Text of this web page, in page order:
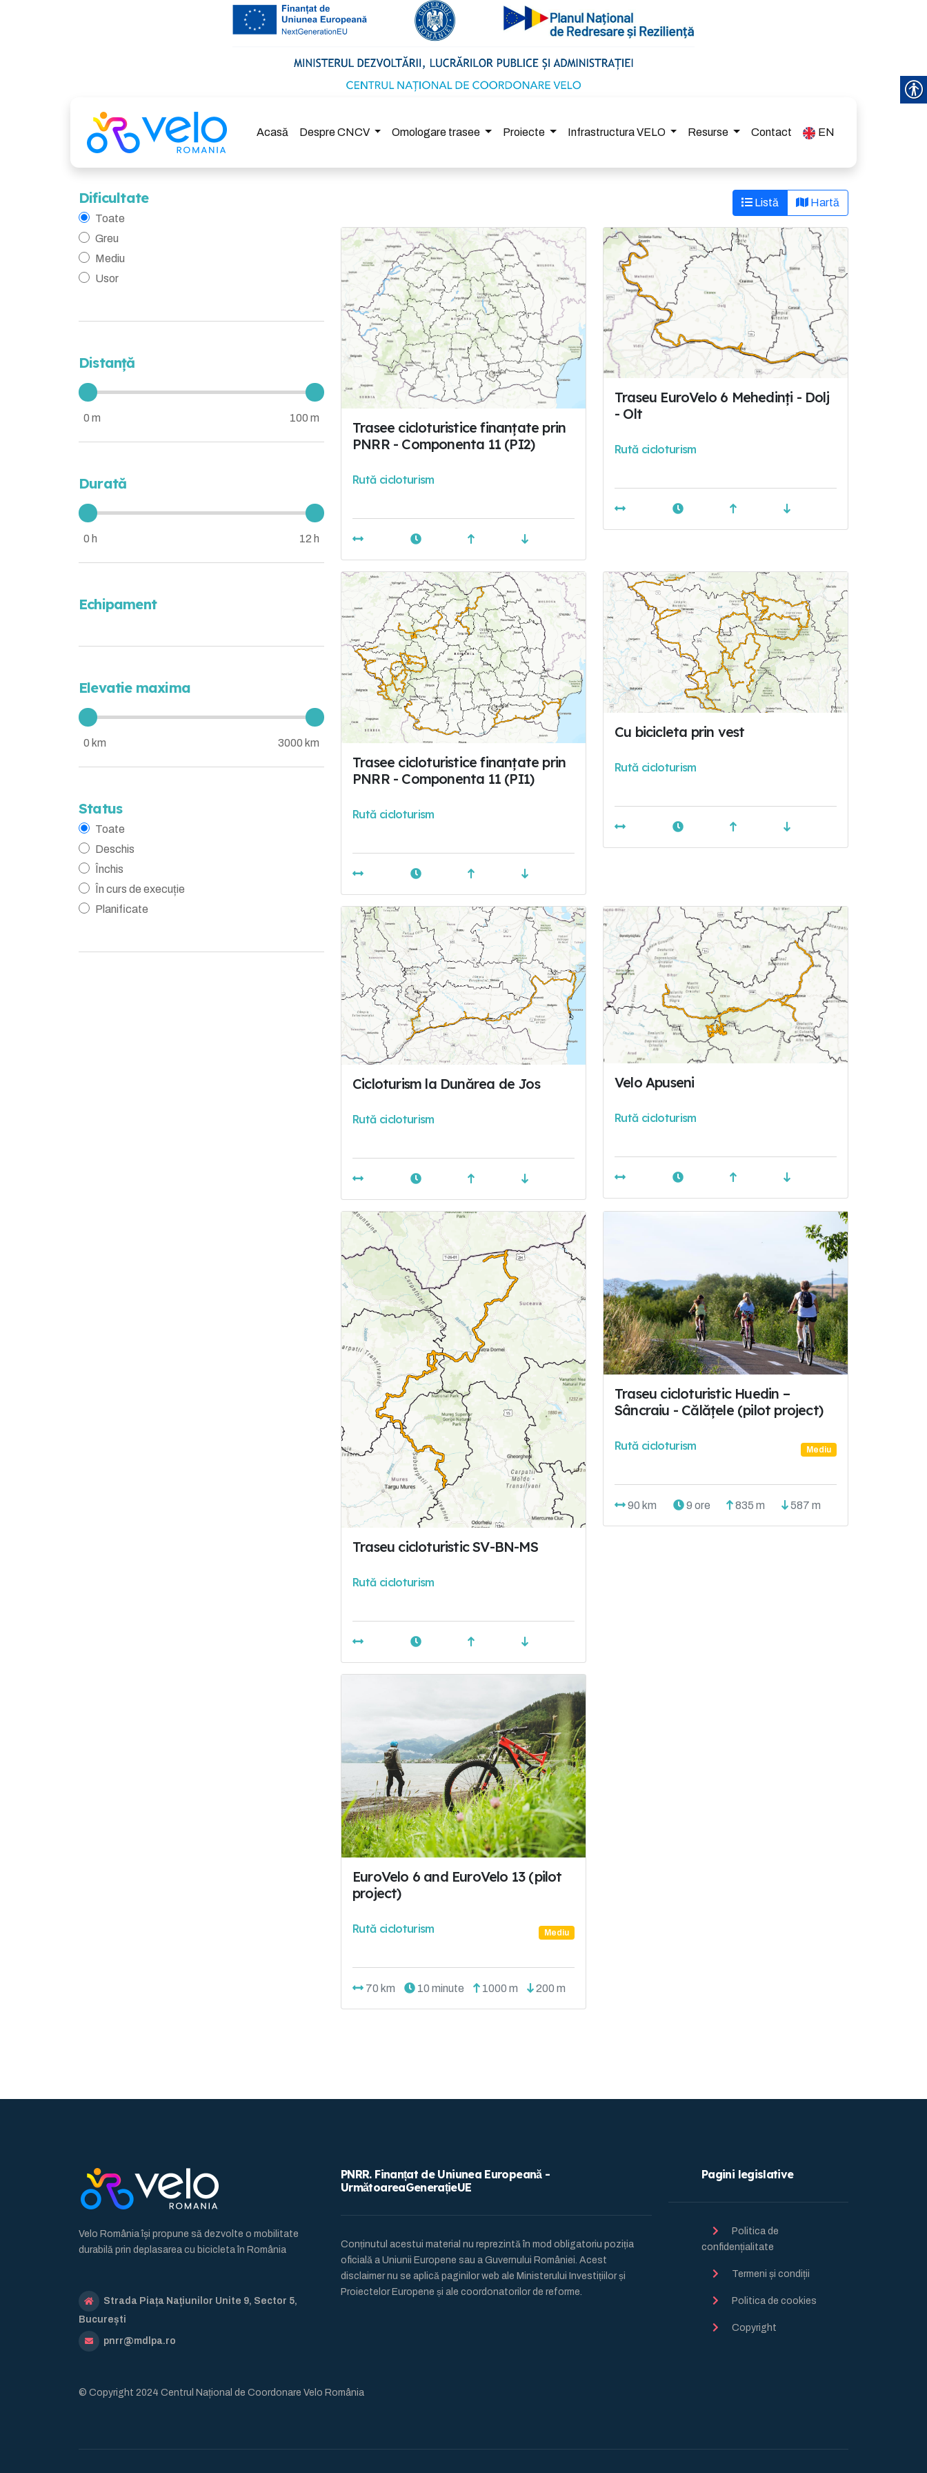
Acasă Despre CNCV Omologare trasee Proiecte Infrastructura VELO Resurse Contact EN
Dificultate
Toate
Greu
Mediu
Usor
Distanță
0 m 100 m
Durată
0 h 12 h
Echipament
Elevatie maxima
0 km 3000 km
Status
Toate
Deschis
Închis
În curs de execuție
Planificate
Listă Hartă
Trasee cicloturistice finanțate prin
PNRR - Componenta 11 (PI2)
Rută cicloturism
Traseu EuroVelo 6 Mehedinți - Dolj
- Olt
Rută cicloturism
Trasee cicloturistice finanțate prin
PNRR - Componenta 11 (PI1)
Rută cicloturism
Cu bicicleta prin vest
Rută cicloturism
Cicloturism la Dunărea de Jos
Rută cicloturism
Velo Apuseni
Rută cicloturism
Traseu cicloturistic SV-BN-MS
Rută cicloturism
Traseu cicloturistic Huedin –
Sâncraiu - Călățele (pilot project)
Rută cicloturism Mediu
90 km 9 ore 835 m 587 m
EuroVelo 6 and EuroVelo 13 (pilot
project)
Rută cicloturism Mediu
70 km 10 minute 1000 m 200 m
Velo România își propune să dezvolte o mobilitate
durabilă prin deplasarea cu bicicleta în România
Strada Piața Națiunilor Unite 9, Sector 5,
București
pnrr@mdlpa.ro
PNRR. Finanțat de Uniunea Europeană -
UrmătoareaGenerațieUE
Conținutul acestui material nu reprezintă în mod obligatoriu poziția
oficială a Uniunii Europene sau a Guvernului României. Acest
disclaimer nu se aplică paginilor web ale Ministerului Investițiilor și
Proiectelor Europene și ale coordonatorilor de reforme.
Pagini legislative
Politica de
confidențialitate
Termeni și condiții
Politica de cookies
Copyright
© Copyright 2024 Centrul Național de Coordonare Velo România